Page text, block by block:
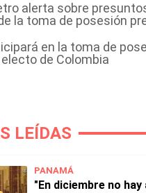
alerta sobre
la toma de posesión
en la toma de
de Colombia
LEÍDAS
PANAMÁ
"En diciembre no